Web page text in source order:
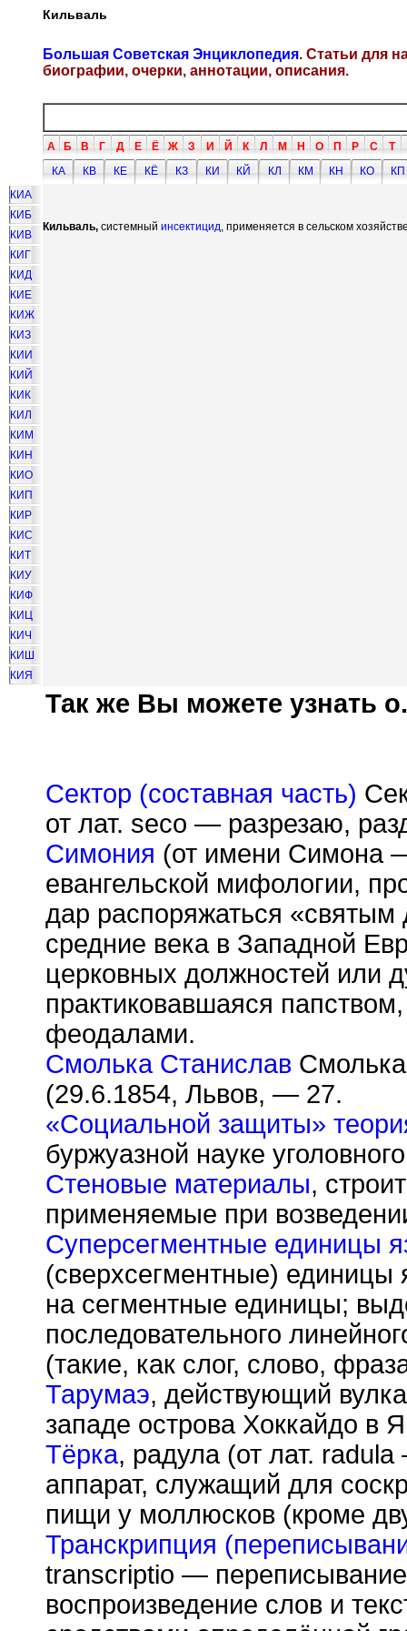
Кильваль
Большая Советская Энциклопедия. Статьи для
биографии, очерки, аннотации, описания.
А Б В Г Д Е Ё Ж З И Й К Л М Н О П Р С Т
КА
КВ КЕ КЁ КЗ КИ КЙ КЛ КМ КН КО
КП
КИА
КИБ
КИВ
КИГ
КИД
КИЕ
КИЖ
КИЗ
КИИ
КИЙ
КИК
КИЛ
КИМ
КИН
КИО
КИП
КИР
КИС
КИТ
КИУ
КИФ
КИЦ
КИЧ
КИШ
КИЯ
Кильваль, системный инсектицид, применяется в сельском
Так же Вы можете узнать
Сектор (составная часть)
от лат. seco — разрезаю,
Симония (от имени Симона
евангельской мифологии,
дар распоряжаться
средние века в Западной
церковных должностей или
практиковавшаяся
феодалами.
Смолька Станислав
(29.6.1854, Львов, — 27.
«Социальной защиты»
буржуазной науке
Стеновые материалы,
применяемые при
Суперсегментные единицы
(сверхсегментные) единицы
на сегментные единицы;
последовательного
(такие, как слог, слово,
Тарумаэ, действующий
западе острова Хоккайдо в
Тёрка, радула (от лат.
аппарат, служащий для
пищи у моллюсков (кроме
Транскрипция
transcriptio —
воспроизведение слов и